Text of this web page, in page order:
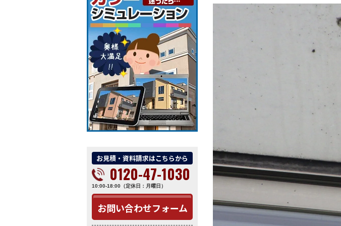
お見積・資料請求はこちらから
0120-47-1030
10:00-18:00（定休日：月曜日）
お問い合わせフォーム